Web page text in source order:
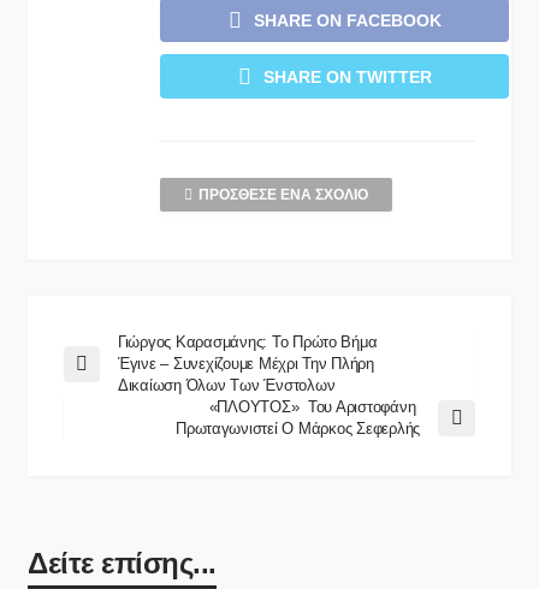
SHARE ON FACEBOOK
SHARE ON TWITTER
ΠΡΌΣΘΕΣΕ ΈΝΑ ΣΧΌΛΙΟ
Γιώργος Καρασμάνης: Το Πρώτο Βήμα
Έγινε – Συνεχίζουμε Μέχρι Την Πλήρη
Δικαίωση Όλων Των Ένστολων
«ΠΛΟΥΤΟΣ» Του Αριστοφάνη
Πρωταγωνιστεί Ο Μάρκος Σεφερλής
Δείτε επίσης...